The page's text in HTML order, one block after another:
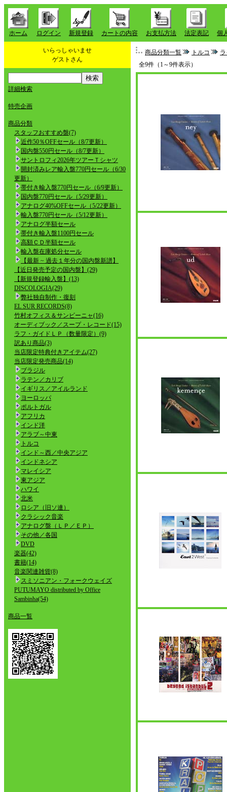
ホーム ログイン 新規登録 カートの内容 お支払方法 法定表記 個
いらっしゃいませ
ゲストさん
詳細検索
特売企画
商品分類
スタッフおすすめ盤(7)
近作50％OFFセール（8/7更新）
国内盤550円セール（8/7更新）
サントロフィ2026年ツアーＴシャツ
開封済みレア輸入盤770円セール（6/30
更新）
帯付き輸入盤770円セール（6/9更新）
国内盤770円セール（5/29更新）
アナログ40%OFFセール（5/22更新）
輸入盤770円セール（5/12更新）
アナログ半額セール
帯付き輸入盤1100円セール
高額ＣＤ半額セール
輸入盤在庫処分セール
【最新 ~ 過去１年分の国内盤新譜】
【近日発売予定の国内盤】(29)
【新規登録輸入盤】(13)
DISCOLOGIA(29)
弊社独自制作・復刻
EL SUR RECORDS(8)
竹村オフィス＆サンビーニャ(16)
オーディブック／スープ・レコード(15)
ラフ・ガイドＬＰ（数量限定）(9)
訳あり商品(3)
当店限定特典付きアイテム(27)
当店限定発売商品(14)
ブラジル
ラテン／カリブ
イギリス／アイルランド
ヨーロッパ
ポルトガル
アフリカ
インド洋
アラブ～中東
トルコ
インド～西／中央アジア
インドネシア
マレイシア
東アジア
ハワイ
北米
ロシア（旧ソ連）
クラシック音楽
アナログ盤（ＬＰ／ＥＰ）
その他／各国
DVD
楽器(42)
書籍(14)
音楽関連雑貨(8)
スミソニアン・フォークウェイズ
PUTUMAYO distributed by Office
Sambinha(54)
商品一覧
商品分類一覧 トルコ
全9件（1～9件表示）